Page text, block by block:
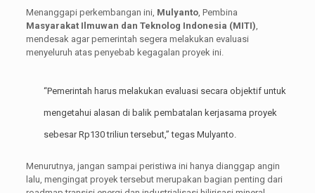
Menanggapi perkembangan ini, Mulyanto, Pembina
Masyarakat Ilmuwan dan Teknolog Indonesia (MITI)
mendesak agar pemerintah segera melakukan evaluasi
menyeluruh atas penyebab kegagalan proyek ini.
“Pemerintah harus melakukan evaluasi secara objektif untuk
mengetahui alasan di balik pembatalan kerjasama proyek
sebesar Rp130 triliun tersebut,” tegas Mulyanto.
Menurutnya, jangan sampai peristiwa ini hanya dianggap angin
lalu, mengingat proyek tersebut merupakan bagian penting dari